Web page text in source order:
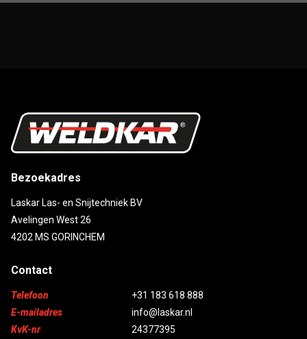
Bezoekadres
Laskar Las- en Snijtechniek BV
Avelingen West 26
4202 MS GORINCHEM
Contact
Telefoon
+31 183 618 888
E-mailadres
info@laskar.nl
KvK-nr
24377395